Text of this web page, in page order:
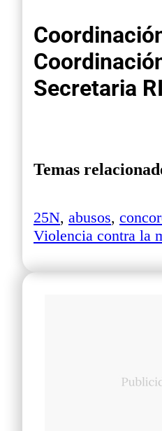
Secretaria
Temas
25N, abusos,
Violencia contra la